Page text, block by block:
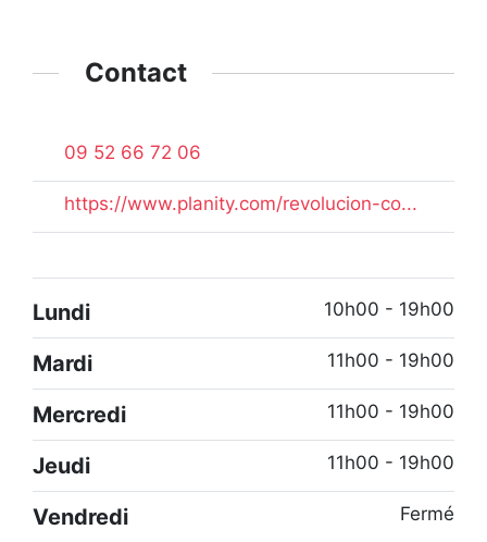
Contact
09 52 66 72 06
https://www.planity.com/revolucion-co...
Lundi 10h00 - 19h00
Mardi 11h00 - 19h00
Mercredi 11h00 - 19h00
Jeudi 11h00 - 19h00
Vendredi Fermé